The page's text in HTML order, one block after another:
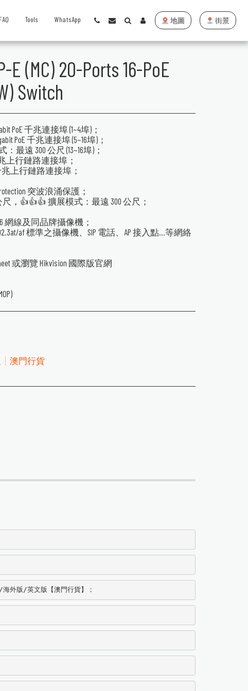
FAQ Tools WhatsApp 地圖 街景
E (MC) 20-Ports 16-PoE
Switch
PoE 千兆連接埠 (1~4埠)；
PoE 千兆連接埠 (5~16埠)；
：最遠 300 公尺 (13~16埠)；
兆上行鏈路連接埠；
兆上行鏈路連接埠；
突波浪涌保護；
，👍👍👍 擴展模式：最遠 300 公尺；
網線及同品牌攝像機；
af 標準之攝像機、SIP 電話、AP 接入點...等網絡
或瀏覽 Hikvision 國際版官網
澳門行貨
外版/英文版【澳門行貨】；